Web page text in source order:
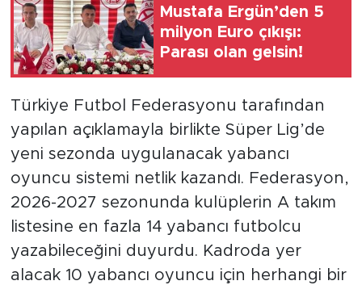
Mustafa Ergün’den 5
milyon Euro çıkışı:
Parası olan gelsin!
Türkiye Futbol Federasyonu tarafından
yapılan açıklamayla birlikte Süper Lig’de
yeni sezonda uygulanacak yabancı
oyuncu sistemi netlik kazandı. Federasyon,
2026-2027 sezonunda kulüplerin A takım
listesine en fazla 14 yabancı futbolcu
yazabileceğini duyurdu. Kadroda yer
alacak 10 yabancı oyuncu için herhangi bir